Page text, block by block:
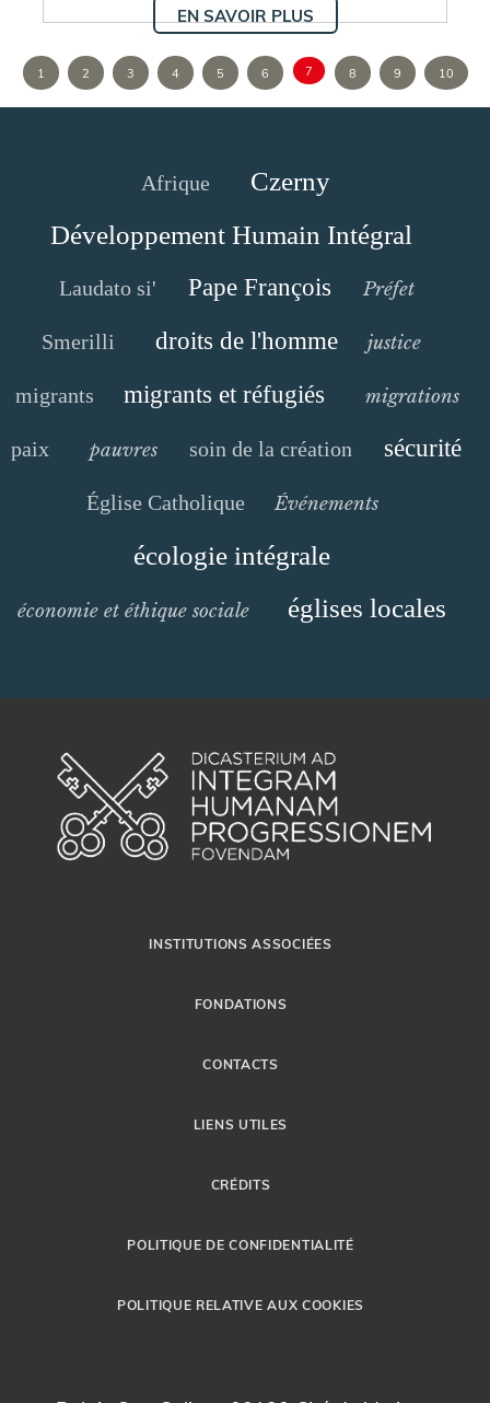
EN SAVOIR PLUS
1 2 3 4 5 6 7 8 9 10
Afrique
Czerny
Développement Humain Intégral
Laudato si' Pape François Préfet
Smerilli droits de l'homme justice
migrants migrants et réfugiés migrations
paix pauvres soin de la création sécurité
Église Catholique Événements
écologie intégrale
économie et éthique sociale églises locales
INSTITUTIONS ASSOCIÉES
FONDATIONS
CONTACTS
LIENS UTILES
CRÉDITS
POLITIQUE DE CONFIDENTIALITÉ
POLITIQUE RELATIVE AUX COOKIES